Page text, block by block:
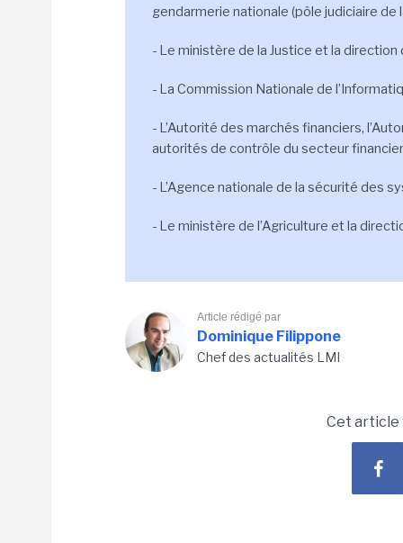
gendarmerie nationale (pôle judiciaire de
- Le ministère de la Justice et la
- La Commission Nationale de
- L’Autorité des marchés financiers,
autorités de contrôle du secteur
- L’Agence nationale de la sécurité des
- Le ministère de l’Agriculture et la
Article rédigé par
Dominique Filippone
Chef des actualités LMI
Cet article